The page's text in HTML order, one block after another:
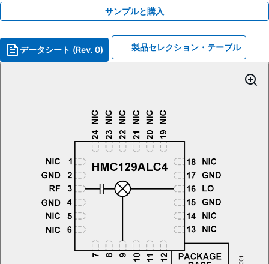
サンプルと購入
データシート (Rev. 0) 製品セレクション・テーブル